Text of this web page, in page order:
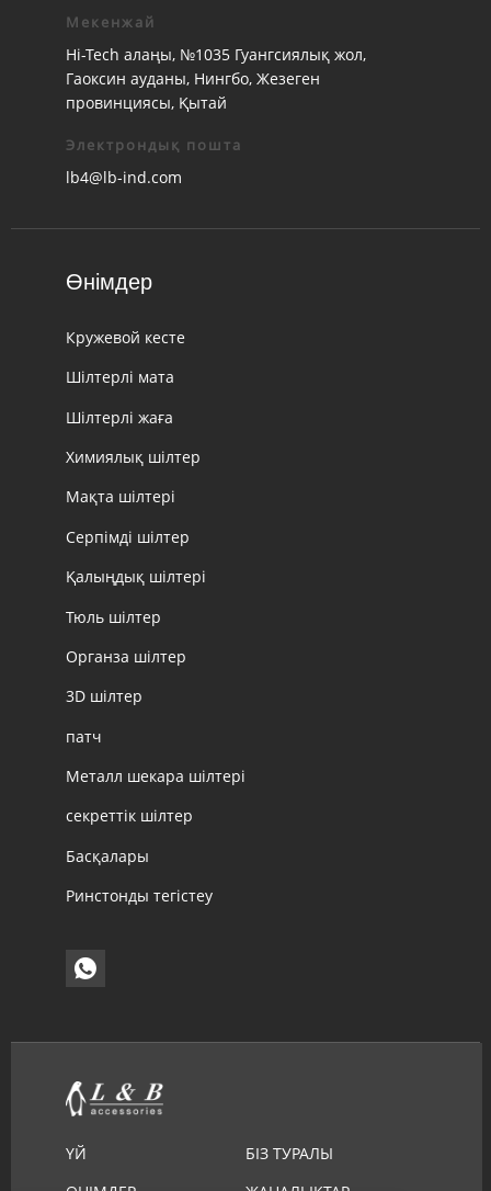
Мекенжай
Hi-Tech алаңы, №1035 Гуангсиялық жол,
Гаоксин ауданы, Нингбо, Жезеген
провинциясы, Қытай
Электрондық пошта
lb4@lb-ind.com
Өнімдер
Кружевой кесте
Шілтерлі мата
Шілтерлі жаға
Химиялық шілтер
Мақта шілтері
Серпімді шілтер
Қалыңдық шілтері
Тюль шілтер
Органза шілтер
3D шілтер
патч
Металл шекара шілтері
секреттік шілтер
Басқалары
Ринстонды тегістеу
ҮЙ
БІЗ ТУРАЛЫ